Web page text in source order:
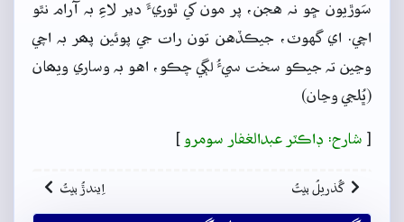
سَوڙيون ڇو نہ هجن، پر مون کي ٿوريءَ دير لاءِ بہ آرام نٿو
اچي. اي گهوٽ، جيڪڏهن تون رات جي پوئين پھر بہ اچي
وڃين تہ جيڪو سخت سيءُ لڳي چڪو، اهو بہ وساري ويھان
(ڀُلجي وڃان)
[ شارح: ڊاڪٽر عبدالغفار سومرو ]
گُذريلُ بيتُ اِيندڙُ بيتُ